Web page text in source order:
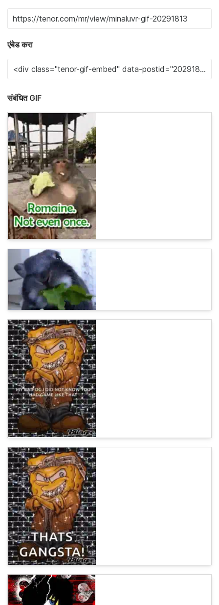
एंबेड करा
संबंधित GIF